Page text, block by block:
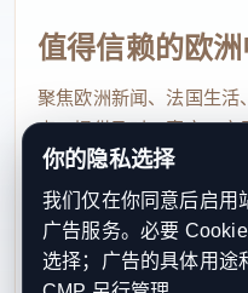
值得信赖的欧
聚焦欧洲新闻、法国生活
点，提供及时、真实、实
速了解欧洲动态。
服务支持、版权与合作：
利通知
你的隐私选择
我们仅在你同意后启用
广告服务。必要
选择；广告的具体用途